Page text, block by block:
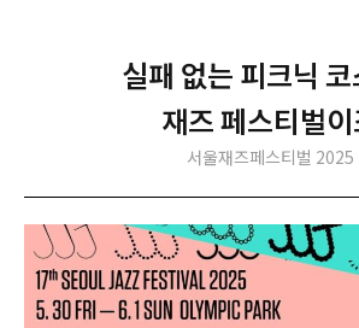
실패 없는 피크닉
재즈 페스티벌
서울재즈페스티벌 2025